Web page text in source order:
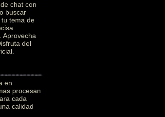
chat con
buscar
tema de
Aprovecha
del
en
procesan
cada
calidad